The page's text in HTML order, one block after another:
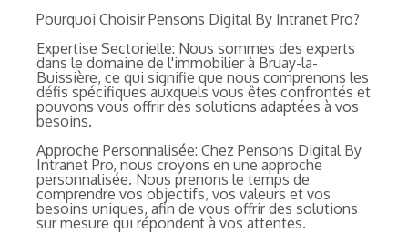
Pourquoi Choisir Pensons Digital By Intranet Pro?
Expertise Sectorielle: Nous sommes des experts
dans le domaine de l'immobilier à Bruay-la-
Buissière, ce qui signifie que nous comprenons les
défis spécifiques auxquels vous êtes confrontés et
pouvons vous offrir des solutions adaptées à vos
besoins.
Approche Personnalisée: Chez Pensons Digital By
Intranet Pro, nous croyons en une approche
personnalisée. Nous prenons le temps de
comprendre vos objectifs, vos valeurs et vos
besoins uniques, afin de vous offrir des solutions
sur mesure qui répondent à vos attentes.